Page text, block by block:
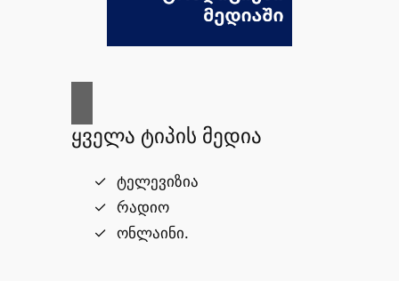
ყველა ტიპის მედია
ტელევიზია
რადიო
ონლაინი.